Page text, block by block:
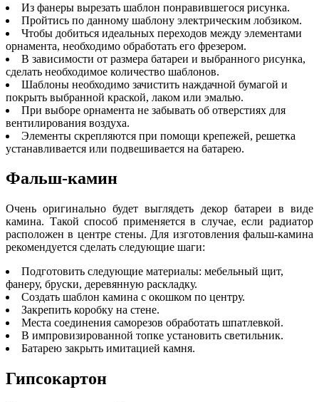
Из фанеры вырезать шаблон понравившегося рисунка.
Пройтись по данному шаблону электрическим лобзиком.
Чтобы добиться идеальных переходов между элементами
орнамента, необходимо обработать его фрезером.
В зависимости от размера батареи и выбранного рисунка,
сделать необходимое количество шаблонов.
Шаблоны необходимо зачистить наждачной бумагой и
покрыть выбранной краской, лаком или эмалью.
При выборе орнамента не забывать об отверстиях для
вентилирования воздуха.
Элементы скрепляются при помощи крепежей, решетка
устанавливается или подвешивается на батарею.
Фальш-камин
Очень оригинально будет выглядеть декор батареи в виде
камина. Такой способ применяется в случае, если радиатор
расположен в центре стены. Для изготовления фальш-камина
рекомендуется сделать следующие шаги:
Подготовить следующие материалы: мебельный щит,
фанеру, бруски, деревянную раскладку.
Создать шаблон камина с окошком по центру.
Закрепить коробку на стене.
Места соединения саморезов обработать шпатлевкой.
В импровизированной топке установить светильник.
Батарею закрыть имитацией камня.
Гипсокартон